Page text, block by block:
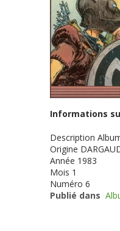
Informations
Description
Origine
Année 1983
Mois 1
Numéro 6
Publié dans